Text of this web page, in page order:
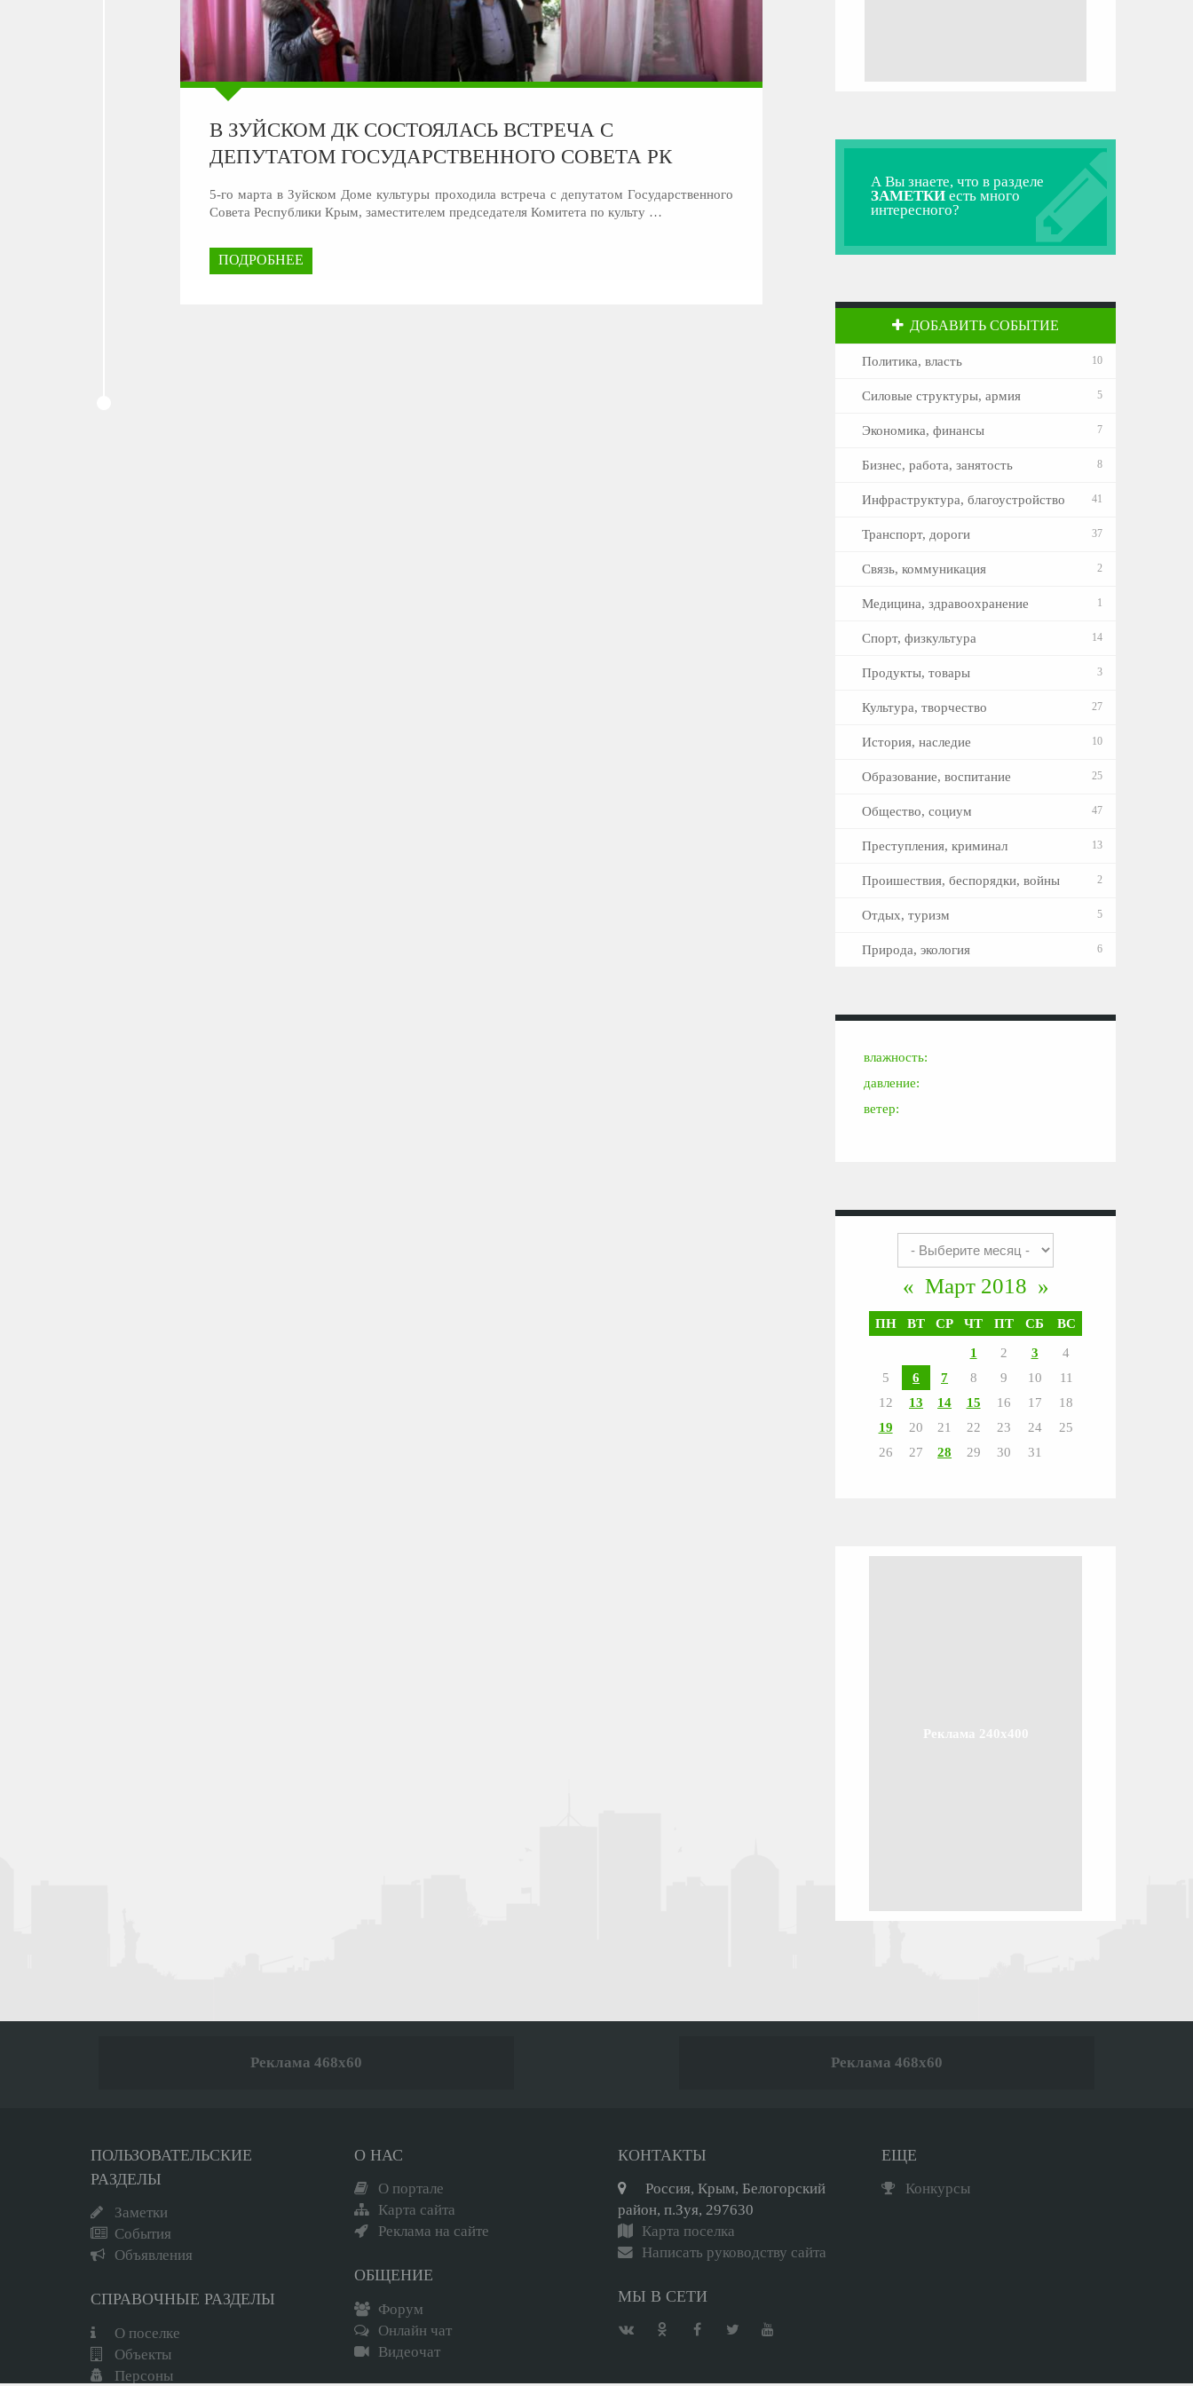
В ЗУЙСКОМ ДК СОСТОЯЛАСЬ ВСТРЕЧА С
ДЕПУТАТОМ ГОСУДАРСТВЕННОГО СОВЕТА РК
5-го марта в Зуйском Доме культуры проходила встреча с депутатом Государственного
Совета Республики Крым, заместителем председателя Комитета по культу …
ПОДРОБНЕЕ
А Вы знаете, что в разделе
ЗАМЕТКИ есть много
интересного?
ДОБАВИТЬ СОБЫТИЕ
Политика, власть 10
Силовые структуры, армия 5
Экономика, финансы 7
Бизнес, работа, занятость 8
Инфраструктура, благоустройство 41
Транспорт, дороги 37
Связь, коммуникация 2
Медицина, здравоохранение 1
Спорт, физкультура 14
Продукты, товары 3
Культура, творчество 27
История, наследие 10
Образование, воспитание 25
Общество, социум 47
Преступления, криминал 13
Проишествия, беспорядки, войны 2
Отдых, туризм 5
Природа, экология 6
влажность:
давление:
ветер:
« Март 2018 »
ПН ВТ СР ЧТ ПТ СБ ВС
1 2 3
4
5
6 7 8 9 10
11
12
13 14 15 16 17
18
19
20 21 22 23 24
25
26
27 28 29 30 31
Реклама 240x400
Реклама 468x60 Реклама 468x60
ПОЛЬЗОВАТЕЛЬСКИЕ
РАЗДЕЛЫ
Заметки
События
Объявления
СПРАВОЧНЫЕ РАЗДЕЛЫ
О поселке
Объекты
Персоны
О НАС
О портале
Карта сайта
Реклама на сайте
ОБЩЕНИЕ
Форум
Онлайн чат
Видеочат
КОНТАКТЫ
Россия, Крым, Белогорский
район, п.Зуя, 297630
Карта поселка
Написать руководству сайта
МЫ В СЕТИ
ЕЩЕ
Конкурсы